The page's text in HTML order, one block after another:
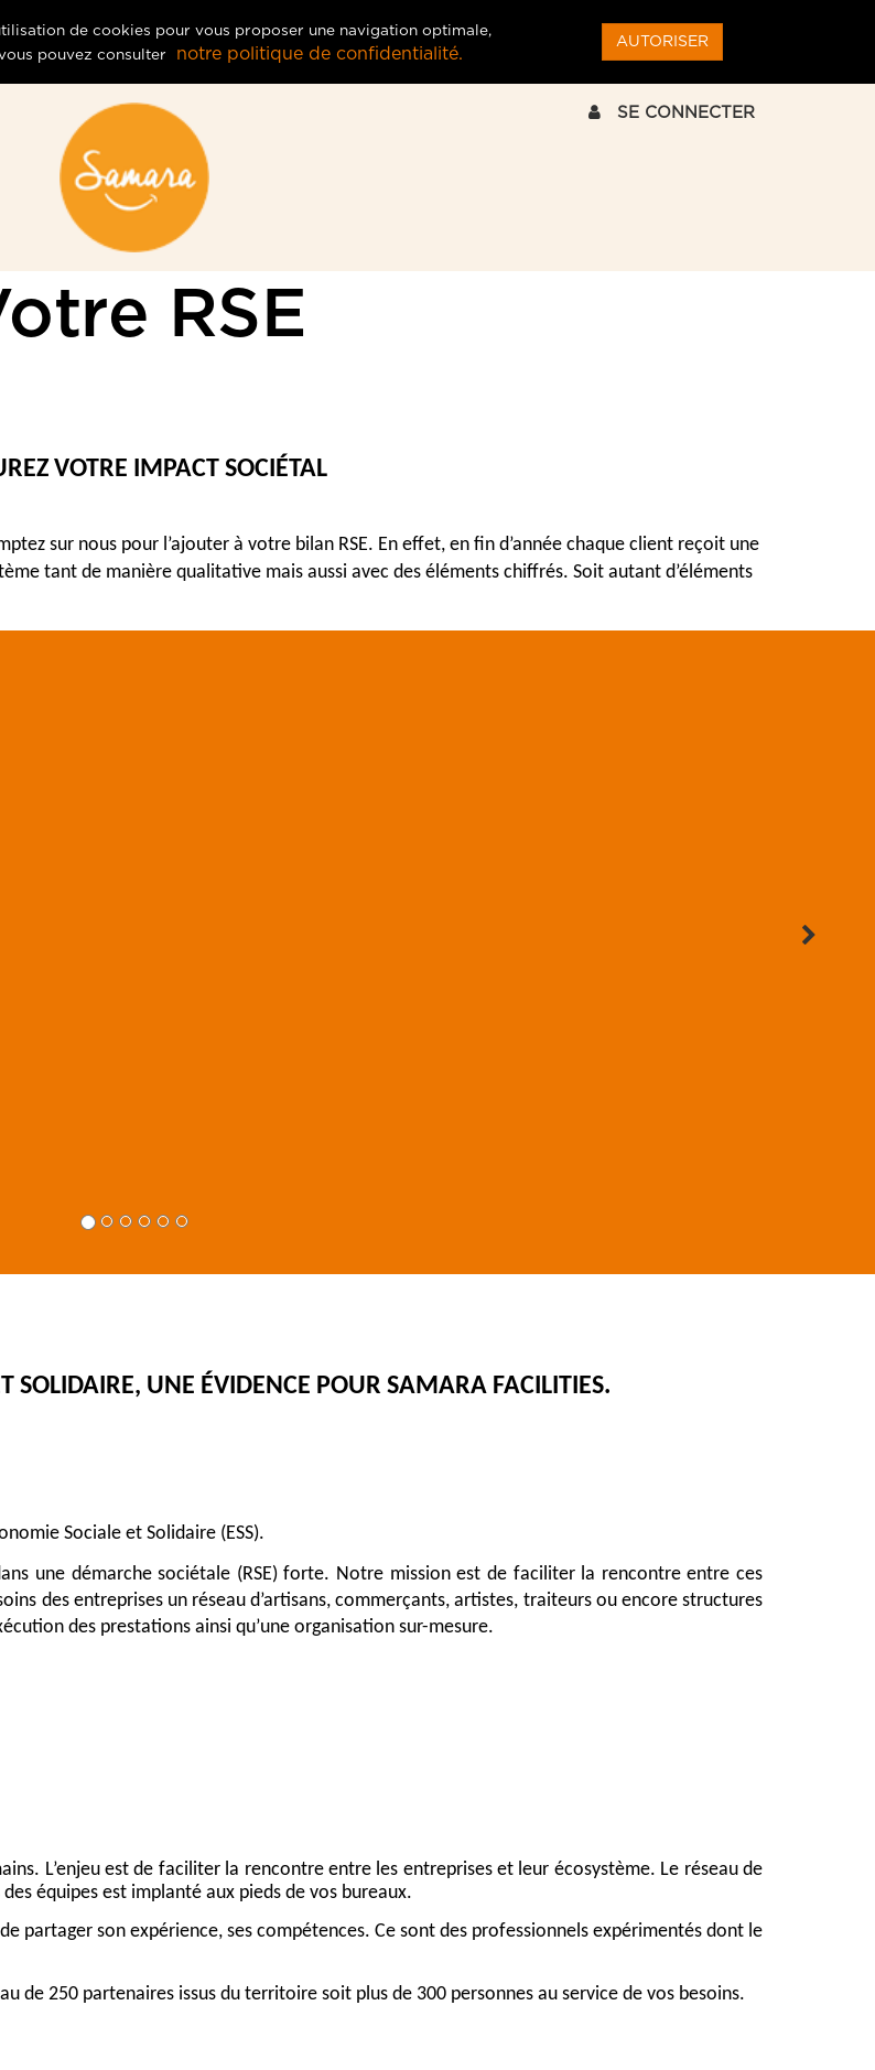
de cookies pour vous proposer une navigation optimale,
pouvez consulter
notre politique de confidentialité.
AUTORISER
SE CONNECTER
RSE
VOTRE IMPACT SOCIÉTAL
sur nous pour l’ajouter à votre bilan RSE. En effet, en fin d’année chaque client reçoit une
tant de manière qualitative mais aussi avec des éléments chiffrés. Soit autant d’éléments
SOLIDAIRE, UNE ÉVIDENCE POUR SAMARA FACILITIES.
Sociale et Solidaire (ESS).
une démarche sociétale (RSE) forte. Notre mission est de faciliter la rencontre entre ces
des entreprises un réseau d’artisans, commerçants, artistes, traiteurs ou encore structures
des prestations ainsi qu’une organisation sur-mesure.
L’enjeu est de faciliter la rencontre entre les entreprises et leur écosystème. Le réseau de
équipes est implanté aux pieds de vos bureaux.
partager son expérience, ses compétences. Ce sont des professionnels expérimentés dont le
de 250 partenaires issus du territoire soit plus de 300 personnes au service de vos besoins.